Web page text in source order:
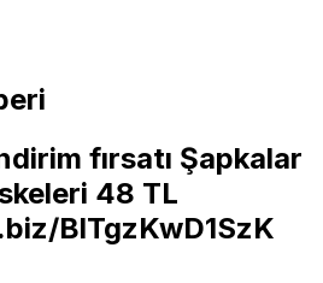
fırsatı Şapkalar
48 TL
BlTgzKwD1SzK